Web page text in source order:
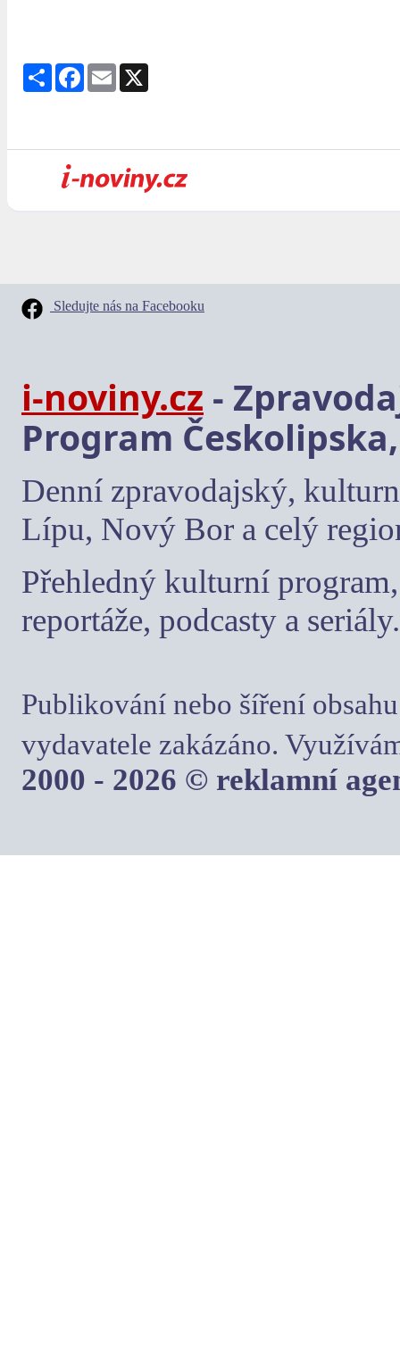
Share Facebook
Email
Sledujte nás na Facebooku
i-noviny.cz -
Program
Denní zpravodajský,
Lípu, Nový Bor a celý
Přehledný kulturní
reportáže, podcasty a seriály.
Publikování nebo šíření
vydavatele zakázáno.
2000 - 2026 © reklamní